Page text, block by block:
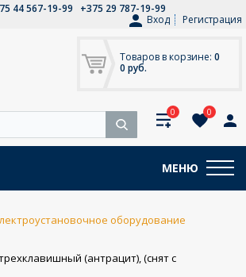
44 567-19-99
+375 29 787-19-99
Вход
Регистрация
Товаров в корзине: 0
0 руб.
0 0
МЕНЮ
оборудование
(антрацит), (снят с